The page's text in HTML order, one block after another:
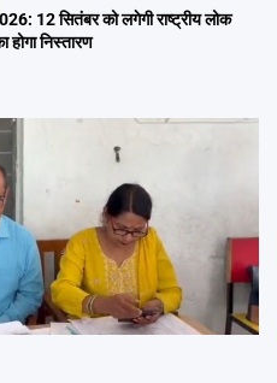
12 सितंबर को लगेगी राष्ट्रीय लोक
निस्तारण